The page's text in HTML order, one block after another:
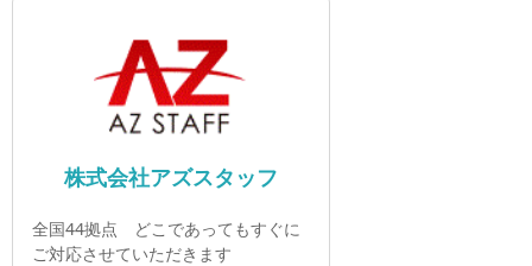
株式会社アズスタッフ
全国44拠点 どこであってもすぐに
ご対応させていただきます